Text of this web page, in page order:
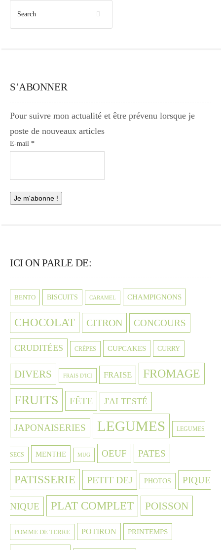
S’ABONNER
Pour suivre mon actualité et être prévenu lorsque je
poste de nouveaux articles
E-mail *
ICI ON PARLE DE:
BENTO BISCUITS CARAMEL CHAMPIGNONS
CHOCOLAT CITRON CONCOURS
CRUDITÉES CRÈPES CUPCAKES CURRY
DIVERS FRAIS D'ICI FRAISE FROMAGE
FRUITS FÊTE J'AI TESTÉ
JAPONAISERIES LEGUMES LEGUMES
SECS MENTHE MUG OEUF PATES
PATISSERIE PETIT DEJ PHOTOS PIQUE
NIQUE PLAT COMPLET POISSON
POMME DE TERRE POTIRON PRINTEMPS